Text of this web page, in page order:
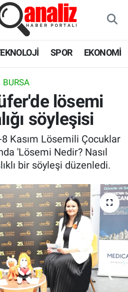
SPOR EKONOMİ
BURSA
lösemi
söyleşisi
Kasım Lösemili Çocuklar
'Lösemi Nedir? Nasıl
bir söyleşi düzenledi.
ve Fikstür